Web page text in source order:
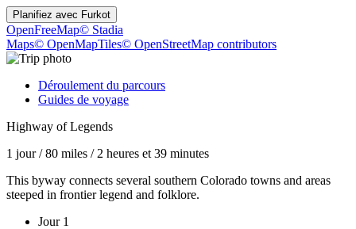
Planifiez avec Furkot
OpenFreeMap© Stadia
Maps© OpenMapTiles© OpenStreetMap contributors
Déroulement du parcours
Guides de voyage
Highway of Legends
1 jour/80 miles / 2 heures et 39 minutes
This byway connects several southern Colorado towns and areas
steeped in frontier legend and folklore.
Jour 1